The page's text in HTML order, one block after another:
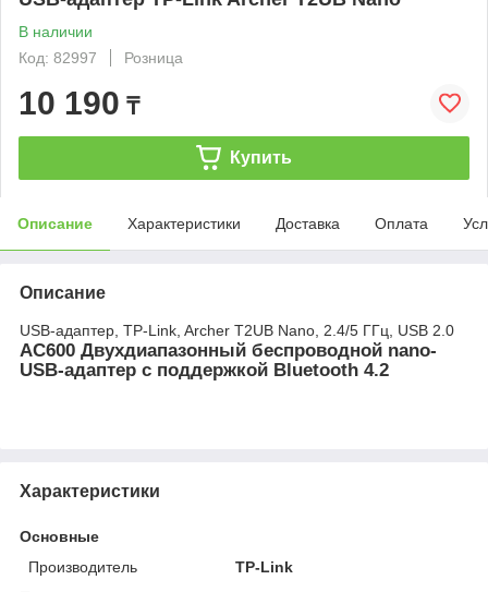
В наличии
Код: 82997
Розница
10 190 ₸
Купить
Описание Характеристики Доставка Оплата
Описание
USB-адаптер, TP-Link, Archer T2UB Nano, 2.4/5 ГГц, USB 2.0
AC600 Двухдиапазонный беспроводной nano-
USB-адаптер с поддержкой Bluetooth 4.2
Характеристики
Основные
Производитель
TP-Link